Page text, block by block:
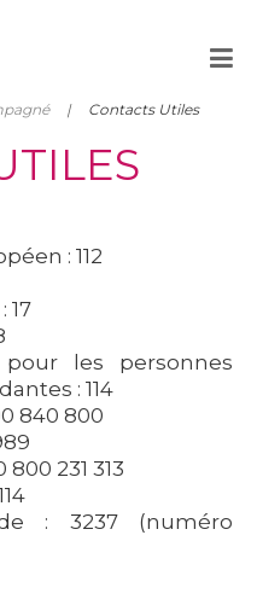
Contacts Utiles
: 112
17
les personnes
: 114
840 800
231 313
: 3237 (numéro